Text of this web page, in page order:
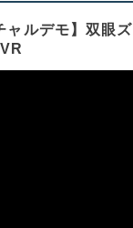
ャルデモ】双眼